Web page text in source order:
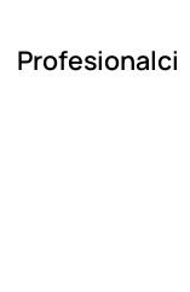
Profesionalci